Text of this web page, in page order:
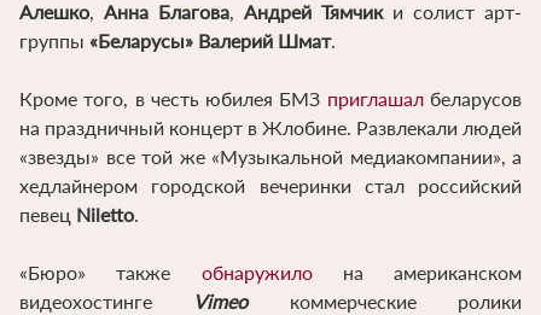
Алешко, Анна Благова, Андрей Тямчики солист арт-
группы «Беларусы» Валерий Шмат.
Кроме того, в честь юбилея БМЗ приглашалбеларусов
на праздничный концерт в Жлобине. Развлекали людей
«звезды» все той же «Музыкальной медиакомпании», а
хедлайнером городской вечеринки стал российский
певец Niletto.
«Бюро» также обнаружилона американском
видеохостинге
Vimeoкоммерческие ролики